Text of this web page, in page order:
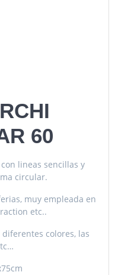
60
lineas sencillas y
circular.
muy empleada en
etc..
colores, las